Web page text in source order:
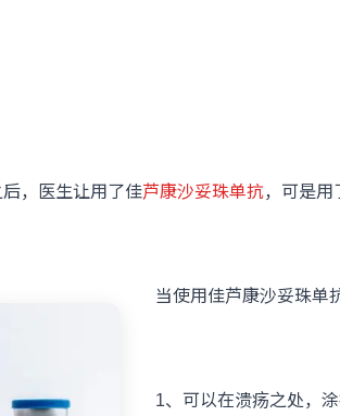
，医生让用了佳芦康沙妥珠单抗，可是
当使用佳芦康沙妥珠单抗
1、可以在溃疡之处，涂